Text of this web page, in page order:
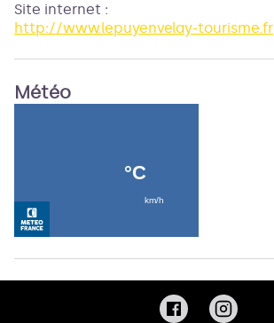
Site internet :
http://www.lepuyenvelay-tourisme.fr
Météo